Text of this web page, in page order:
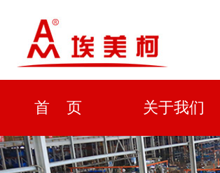
首 页 关于我们
资质证书 新闻中心